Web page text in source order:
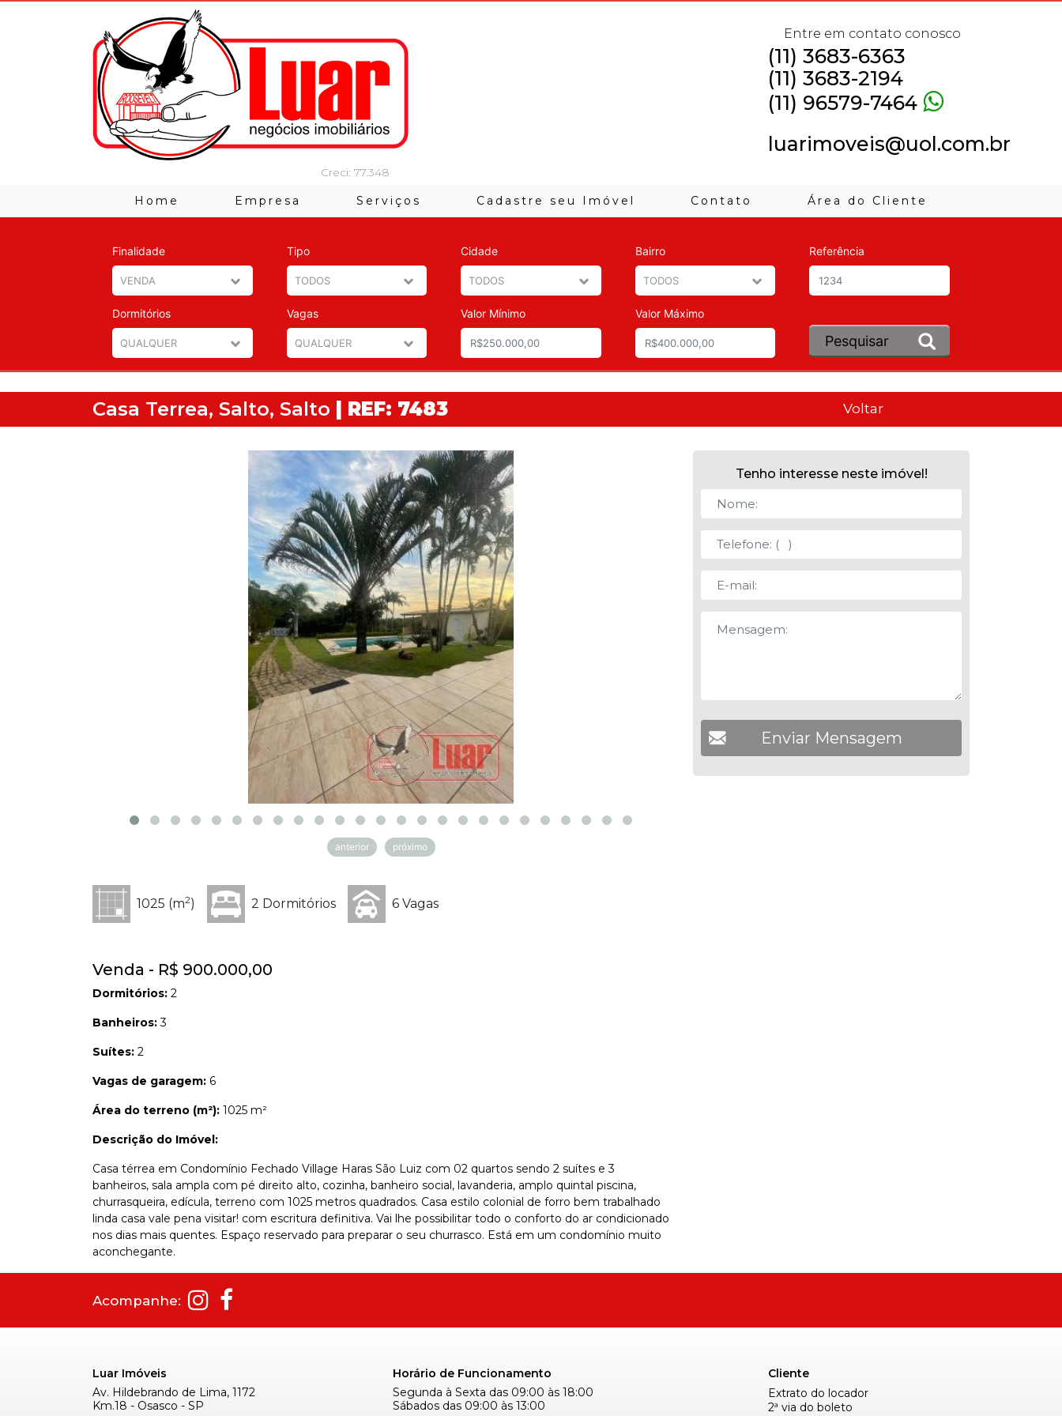
Creci: 77.348
Entre em contato conosco
(11) 3683-6363
(11) 3683-2194
(11) 96579-7464
luarimoveis@uol.com.br
Home Empresa Serviços Cadastre seu Imóvel Contato Área do Cliente
Finalidade Tipo Cidade Bairro Referência
Dormitórios Vagas Valor Mínimo Valor Máximo
Casa Terrea, Salto, Salto | REF: 7483 Voltar
anterior próximo
1025 (m2) 2 Dormitórios 6 Vagas
Venda - R$ 900.000,00
Dormitórios: 2
Banheiros:3
Suítes: 2
Vagas de garagem: 6
Área do terreno (m²): 1025 m²
Descrição do Imóvel:
Casa térrea em Condomínio Fechado Village Haras São Luiz com 02 quartos sendo 2 suítes e 3
banheiros, sala ampla com pé direito alto, cozinha, banheiro social, lavanderia, amplo quintal piscina,
churrasqueira, edícula, terreno com 1025 metros quadrados. Casa estilo colonial de forro bem trabalhado
linda casa vale pena visitar! com escritura definitiva. Vai lhe possibilitar todo o conforto do ar condicionado
nos dias mais quentes. Espaço reservado para preparar o seu churrasco. Está em um condomínio muito
aconchegante.
Tenho interesse neste imóvel!
Acompanhe:
Luar Imóveis
Av. Hildebrando de Lima, 1172
Km.18 - Osasco - SP
Horário de Funcionamento
Segunda à Sexta das 09:00 às 18:00
Sábados das 09:00 às 13:00
Cliente
Extrato do locador
2ª via do boleto